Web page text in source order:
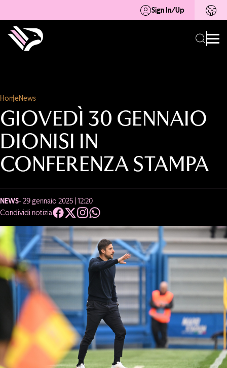
Sign In/Up
HomeNews
GIOVEDÌ 30 GENNAIO
DIONISI IN
CONFERENZA STAMPA
NEWS- 29 gennaio 2025 | 12:20
Condividi notizia